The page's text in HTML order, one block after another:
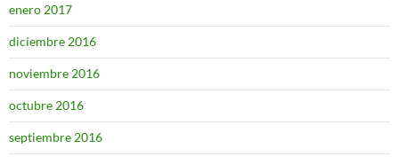
enero 2017
diciembre 2016
noviembre 2016
octubre 2016
septiembre 2016